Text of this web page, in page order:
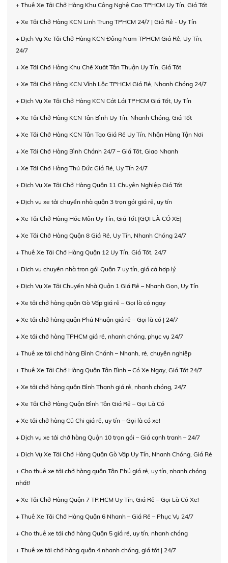
+ Thuê Xe Tải Chở Hàng Khu Công Nghệ Cao TPHCM Uy Tín, Giá Tốt
+ Xe Tải Chở Hàng KCN Linh Trung TPHCM 24/7 | Giá Rẻ - Uy Tín
+ Dịch Vụ Xe Tải Chở Hàng KCN Đông Nam TPHCM Giá Rẻ, Uy Tín,
24/7
+ Xe Tải Chở Hàng Khu Chế Xuất Tân Thuận Uy Tín, Giá Tốt
+ Xe Tải Chở Hàng KCN Vĩnh Lộc TPHCM Giá Rẻ, Nhanh Chóng 24/7
+ Dịch Vụ Xe Tải Chở Hàng KCN Cát Lái TPHCM Giá Tốt, Uy Tín
+ Xe Tải Chở Hàng KCN Tân Bình Uy Tín, Nhanh Chóng, Giá Tốt
+ Xe Tải Chở Hàng KCN Tân Tạo Giá Rẻ Uy Tín, Nhận Hàng Tận Nơi
+ Xe Tải Chở Hàng Bình Chánh 24/7 – Giá Tốt, Giao Nhanh
+ Xe Tải Chở Hàng Thủ Đức Giá Rẻ, Uy Tín 24/7
+ Dịch Vụ Xe Tải Chở Hàng Quận 11 Chuyên Nghiệp Giá Tốt
+ Dịch vụ xe tải chuyển nhà quận 3 trọn gói giá rẻ, uy tín
+ Xe Tải Chở Hàng Hóc Môn Uy Tín, Giá Tốt [GỌI LÀ CÓ XE]
+ Xe Tải Chở Hàng Quận 8 Giá Rẻ, Uy Tín, Nhanh Chóng 24/7
+ Thuê Xe Tải Chở Hàng Quận 12 Uy Tín, Giá Tốt, 24/7
+ Dịch vụ chuyển nhà trọn gói Quận 7 uy tín, giá cả hợp lý
+ Dịch Vụ Xe Tải Chuyển Nhà Quận 1 Giá Rẻ – Nhanh Gọn, Uy Tín
+ Xe tải chở hàng quận Gò Vấp giá rẻ – Gọi là có ngay
+ Xe tải chở hàng quận Phú Nhuận giá rẻ – Gọi là có | 24/7
+ Xe tải chở hàng TPHCM giá rẻ, nhanh chóng, phục vụ 24/7
+ Thuê xe tải chở hàng Bình Chánh – Nhanh, rẻ, chuyên nghiệp
+ Thuê Xe Tải Chở Hàng Quận Tân Bình – Có Xe Ngay, Giá Tốt 24/7
+ Xe tải chở hàng quận Bình Thạnh giá rẻ, nhanh chóng, 24/7
+ Xe Tải Chở Hàng Quận Bình Tân Giá Rẻ – Gọi Là Có
+ Xe tải chở hàng Củ Chi giá rẻ, uy tín – Gọi là có xe!
+ Dịch vụ xe tải chở hàng Quận 10 trọn gói – Giá cạnh tranh – 24/7
+ Dịch Vụ Xe Tải Chở Hàng Quận Gò Vấp Uy Tín, Nhanh Chóng, Giá Rẻ
+ Cho thuê xe tải chở hàng quận Tân Phú giá rẻ, uy tín, nhanh chóng
nhất!
+ Xe Tải Chở Hàng Quận 7 TP.HCM Uy Tín, Giá Rẻ – Gọi Là Có Xe!
+ Thuê Xe Tải Chở Hàng Quận 6 Nhanh – Giá Rẻ – Phục Vụ 24/7
+ Cho thuê xe tải chở hàng Quận 5 giá rẻ, uy tín, nhanh chóng
+ Thuê xe tải chở hàng quận 4 nhanh chóng, giá tốt | 24/7